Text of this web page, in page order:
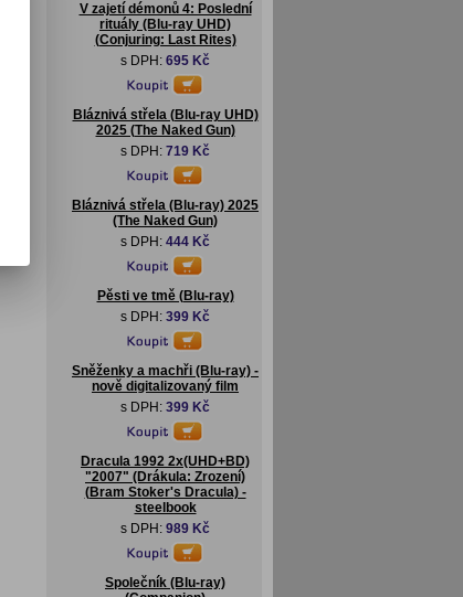
V zajetí démonů 4: Poslední
rituály (Blu-ray UHD)
(Conjuring: Last Rites)
s DPH: 695 Kč
Bláznivá střela (Blu-ray UHD)
2025 (The Naked Gun)
s DPH: 719 Kč
Bláznivá střela (Blu-ray) 2025
(The Naked Gun)
s DPH: 444 Kč
Pěsti ve tmě (Blu-ray)
s DPH: 399 Kč
Sněženky a machři (Blu-ray) -
nově digitalizovaný film
s DPH: 399 Kč
Dracula 1992 2x(UHD+BD)
"2007" (Drákula: Zrození)
(Bram Stoker's Dracula) -
steelbook
s DPH: 989 Kč
Společník (Blu-ray)